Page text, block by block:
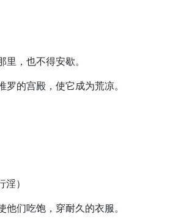
，也不得安歇。
的宫殿，使它成为荒凉。
）
们吃饱，穿耐久的衣服。